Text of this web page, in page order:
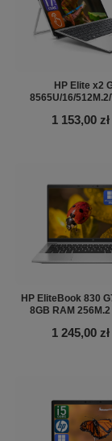
HP Elite x2
8565U/16/
1 153,00 zł
HP EliteBook 830
8GB RAM
1 245,00 zł